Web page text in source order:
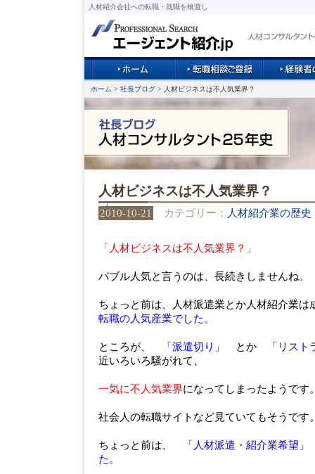
人材紹介会社への転職・就職を橋渡し
ホーム > 社長ブログ > 人材ビジネスは不人気業界？
人材ビジネスは不人気業界？
2010-10-21 カテゴリー： 人材紹介業の歴史
「人材ビジネスは不人気業界？」
バブル人気と言うのは、長続きしませんね。
ちょっと前は、人材派遣業とか人材紹介業は
転職の人気産業でした。
ところが、 「派遣切り」 とか
「リス
近いろいろ騒がれて、
一気に不人気業界になってしまったようです
社会人の転職サイトなど見ていてもそうです
ちょっと前は、
「人材派遣・紹介業希望
た。